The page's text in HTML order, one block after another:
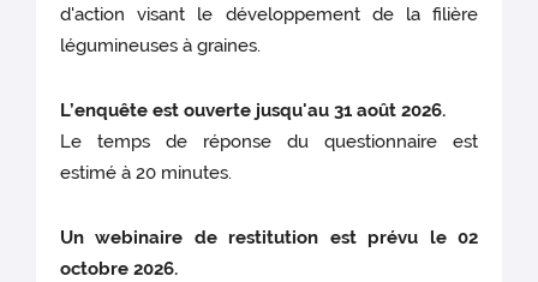
d'action visant le développement de la filière
légumineuses à graines.
L’enquête est ouverte jusqu'au 31 août 2026.
Le temps de réponse du questionnaire est
estimé à 20 minutes.
Un webinaire de restitution est prévu le 02
octobre 2026.